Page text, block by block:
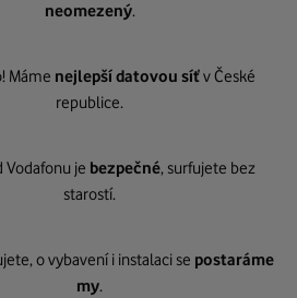
neomezený.
Máme nejlepší datovou síťv České
republice.
Vodafonu je bezpečné, surfujete bez
starostí.
o vybavení i instalaci se postaráme
my.